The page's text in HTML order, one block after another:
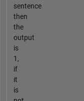
sentence
then
the
output
is
1,
if
it
is